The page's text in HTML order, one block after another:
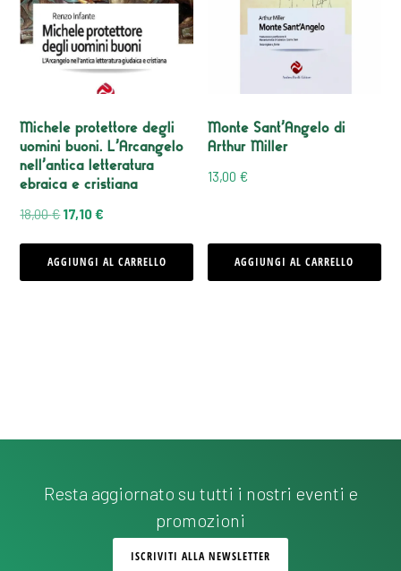
Michele protettore degli
uomini buoni. L’Arcangelo
nell’antica letteratura
ebraica e cristiana
18,00€ Il
originale
17,10€
attuale
AGGIUNGI AL CARRELLO
Monte Sant’Angelo di
Arthur Miller
13,00 €
AGGIUNGI AL CARRELLO
Resta aggiornato su tutti i nostri eventi e
promozioni
ISCRIVITI ALLA NEWSLETTER